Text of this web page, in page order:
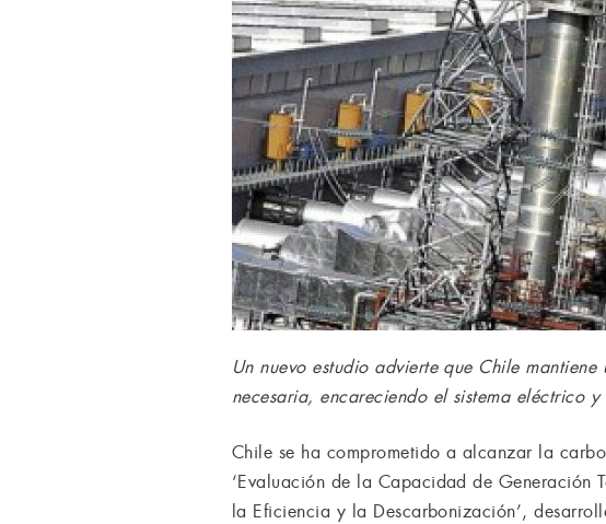
Un nuevo estudio advierte que Chile
necesaria, encareciendo el sistema eléctrico
Chile se ha comprometido a alcanzar la
‘Evaluación de la Capacidad de Generación
la Eficiencia y la Descarbonización’,